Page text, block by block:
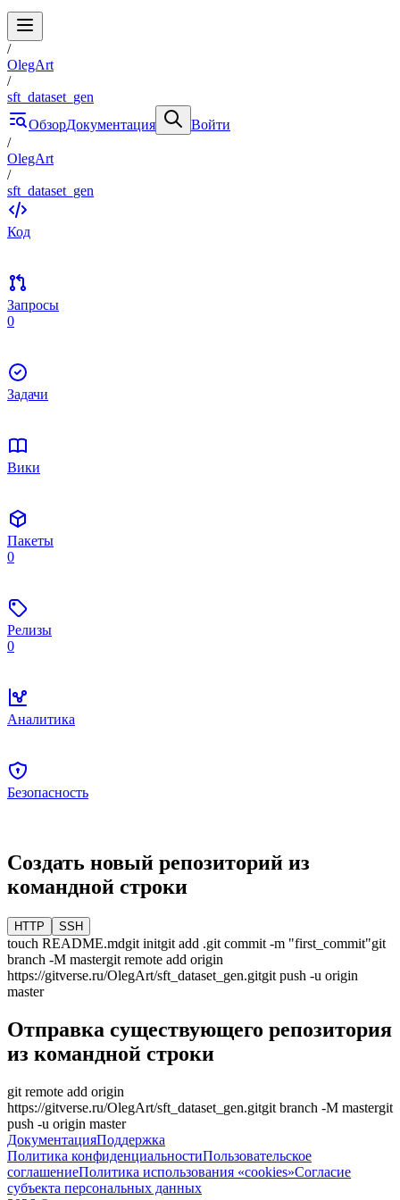
/
OlegArt
/
sft_dataset_gen
ОбзорДокументация
Войти
/
OlegArt
/
sft_dataset_gen
Код
Запросы
0
Задачи
Вики
Пакеты
0
Релизы
0
Аналитика
Безопасность
Создать новый репозиторий из
командной строки
HTTP SSH
touch README.mdgit initgit add .git commit -m "first_commit"git
branch -M mastergit remote add origin
https://gitverse.ru/OlegArt/sft_dataset_gen.gitgit push -u origin
master
Отправка существующего репозитория
из командной строки
git remote add origin
https://gitverse.ru/OlegArt/sft_dataset_gen.gitgit branch -M mastergit
push -u origin master
ДокументацияПоддержка
Политика конфиденциальностиПользовательское
соглашениеПолитика использования «cookies»Согласие
субъекта персональных данных